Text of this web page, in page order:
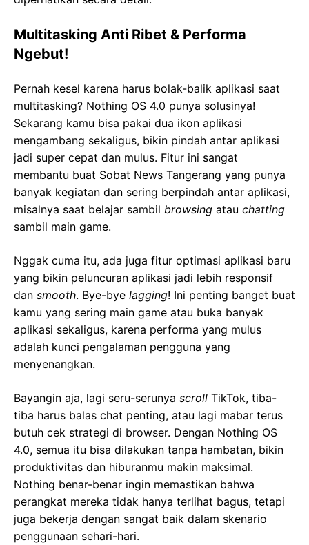
Multitasking Anti Ribet & Performa
Ngebut!
Pernah kesel karena harus bolak-balik aplikasi saat
multitasking? Nothing OS 4.0 punya solusinya!
Sekarang kamu bisa pakai dua ikon aplikasi
mengambang sekaligus, bikin pindah antar aplikasi
jadi super cepat dan mulus. Fitur ini sangat
membantu buat Sobat News Tangerang yang punya
banyak kegiatan dan sering berpindah antar aplikasi,
misalnya saat belajar sambil browsing atau chatting
sambil main game.
Nggak cuma itu, ada juga fitur optimasi aplikasi baru
yang bikin peluncuran aplikasi jadi lebih responsif
dan smooth. Bye-bye lagging! Ini penting banget buat
kamu yang sering main game atau buka banyak
aplikasi sekaligus, karena performa yang mulus
adalah kunci pengalaman pengguna yang
menyenangkan.
Bayangin aja, lagi seru-serunya scroll TikTok, tiba-
tiba harus balas chat penting, atau lagi mabar terus
butuh cek strategi di browser. Dengan Nothing OS
4.0, semua itu bisa dilakukan tanpa hambatan, bikin
produktivitas dan hiburanmu makin maksimal.
Nothing benar-benar ingin memastikan bahwa
perangkat mereka tidak hanya terlihat bagus, tetapi
juga bekerja dengan sangat baik dalam skenario
penggunaan sehari-hari.